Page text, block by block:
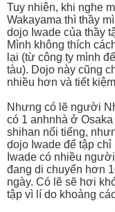
Tuy nhiên, khi nghe
Wakayama thì thầy
dojo Iwade của thầy
Mình không thích
lại (từ công ty mình
tàu). Dojo này cũng
nhiều hơn và tiết
Nhưng có lẽ người
có 1 anhnhà ở
shihan nổi tiếng,
dojo Iwade để tập
Iwade có nhiều
đang di chuyển hơn
ngày. Có lẽ sẽ hơi
tập vì lí do khoảng